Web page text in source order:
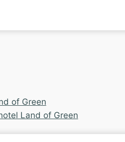
of Green
Land of Green